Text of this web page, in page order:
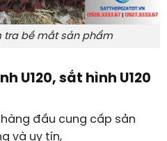
tra bề mắt sản phẩm
U120, sắt hình U120
đầu cung cấp sản
và uy tín,